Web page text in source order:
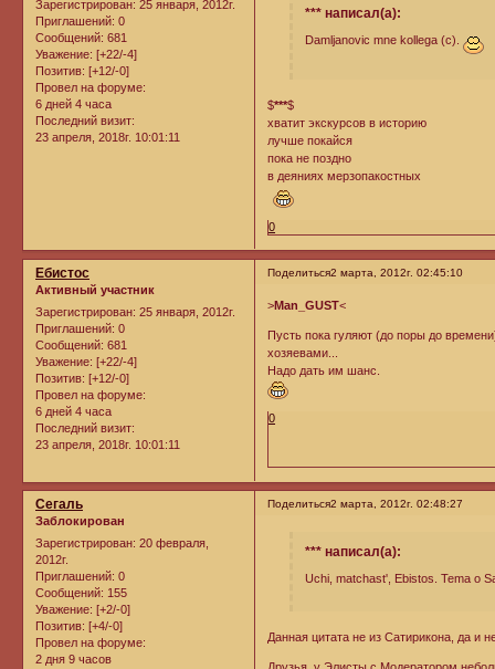
Зарегистрирован: 25 января, 2012г.
Приглашений: 0
Сообщений: 681
Уважение: [+22/-4]
Позитив: [+12/-0]
Провел на форуме:
6 дней 4 часа
Последний визит:
23 апреля, 2018г. 10:01:11
*** написал(а):
Damljanovic mne kollega (c).
$***$
хватит экскурсов в историю
лучше покайся
пока не поздно
в деяниях мерзопакостных
0
Поделиться2 марта, 2012г. 02:45:10
Ебистос
Активный участник
Зарегистрирован: 25 января, 2012г.
Приглашений: 0
Сообщений: 681
Уважение: [+22/-4]
Позитив: [+12/-0]
Провел на форуме:
6 дней 4 часа
Последний визит:
23 апреля, 2018г. 10:01:11
>Man_GUST<
Пусть пока гуляют (до поры до
хозяевами...
Надо дать им шанс.
0
Поделиться2 марта, 2012г. 02:48:27
Сегаль
Заблокирован
Зарегистрирован: 20 февраля,
2012г.
Приглашений: 0
Сообщений: 155
Уважение: [+2/-0]
Позитив: [+4/-0]
Провел на форуме:
2 дня 9 часов
*** написал(а):
Uchi, matchast', Ebistos. Tema o
Данная цитата не из Сатирикона, да и